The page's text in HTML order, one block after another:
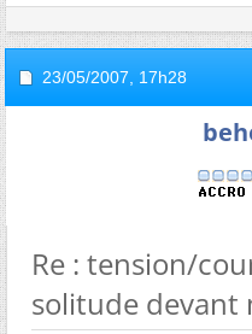
23/05/2007, 17h28
Re : tension/
solitude devant